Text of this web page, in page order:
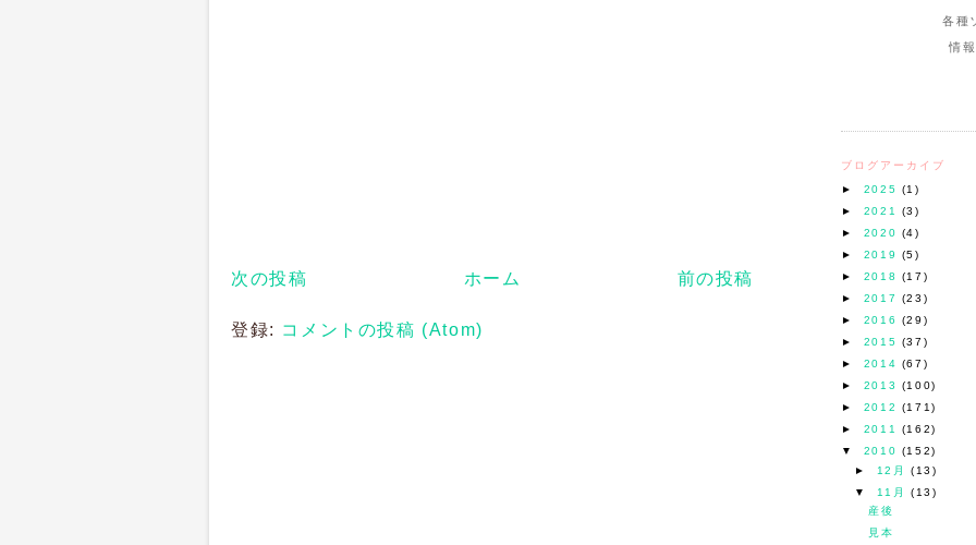
各種
情
ブログアーカイブ
► 2025 (1)
► 2021 (3)
► 2020 (4)
► 2019 (5)
► 2018 (17)
► 2017 (23)
► 2016 (29)
► 2015 (37)
► 2014 (67)
► 2013 (100)
► 2012 (171)
► 2011 (162)
▼ 2010 (152)
►
12月(13)
▼
11月(13)
産後
見本
次の投稿 前の投稿
ホーム
登録: コメントの投稿 (Atom)